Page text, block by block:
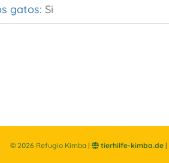
gatos: Si
© 2026 Refugio Kimba | tierhilfe-kimba.de|